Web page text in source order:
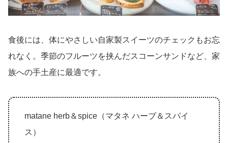
食後には、体にやさしい自家製スイーツのチェックもお忘
れなく。季節のフルーツを挟んだスコーンサンドなど、家
族への手土産に最適です。
matane herb＆spice（マタネ ハーブ＆スパイ
ス）